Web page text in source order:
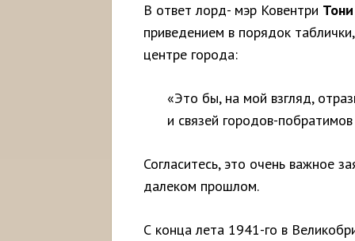
В ответ лорд- мэр Ковентри
приведением в порядок
центре города:
«Это бы, на мой взгляд,
и связей городов-
Согласитесь, это очень важное
далеком прошлом.
С конца лета 1941-го в